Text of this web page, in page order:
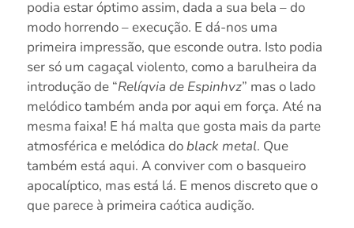
podia estar óptimo assim, dada a sua bela – do
modo horrendo – execução. E dá-nos uma
primeira impressão, que esconde outra. Isto podia
ser só um cagaçal violento, como a barulheira da
introdução de “Relíqvia de Espinhvz” mas o lado
melódico também anda por aqui em força. Até na
mesma faixa! E há malta que gosta mais da parte
atmosférica e melódica doblack metal. Que
também está aqui. A conviver com o basqueiro
apocalíptico, mas está lá. E menos discreto que o
que parece à primeira caótica audição.